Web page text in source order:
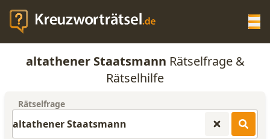
KREUZWORTRÄTSEL-HILFE
altathener Staatsmann Rätselfrage &
Rätselhilfe
Rätselfrage